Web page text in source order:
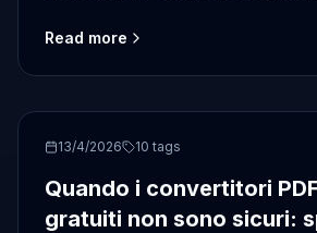
dispositivo.
Read more
PDF conversion
13/4/2026 10 tags
Quando i convertitori
gratuiti non sono sicuri: